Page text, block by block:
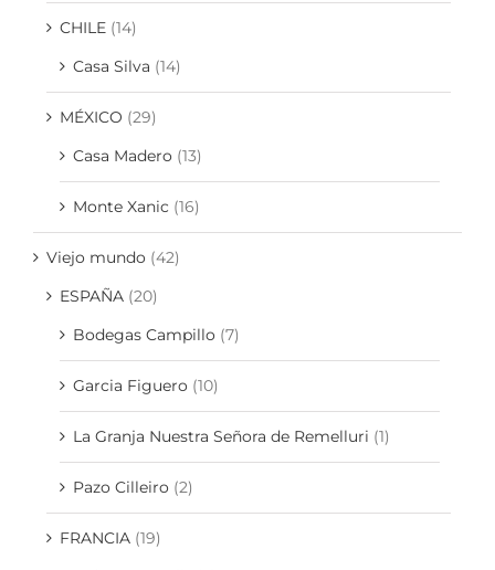
CHILE (14)
Casa Silva (14)
MÉXICO (29)
Casa Madero (13)
Monte Xanic (16)
Viejo mundo (42)
ESPAÑA (20)
Bodegas Campillo (7)
Garcia Figuero (10)
La Granja Nuestra Señora de Remelluri (1)
Pazo Cilleiro (2)
FRANCIA (19)